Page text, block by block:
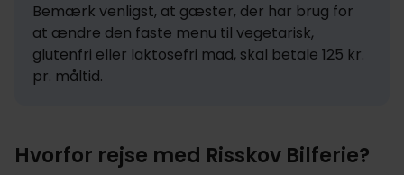
Bemærk venligst, at gæster, der har brug for
at ændre den faste menu til vegetarisk,
glutenfri eller laktosefri mad, skal betale 125 kr.
pr. måltid.
Hvorfor rejse med Risskov Bilferie?